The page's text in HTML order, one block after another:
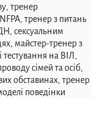
тренер
тренер з питань
сексуальним
майстер-тренер з
тестування на ВІЛ,
сімей та осіб,
обставинах, тренер
поведінки